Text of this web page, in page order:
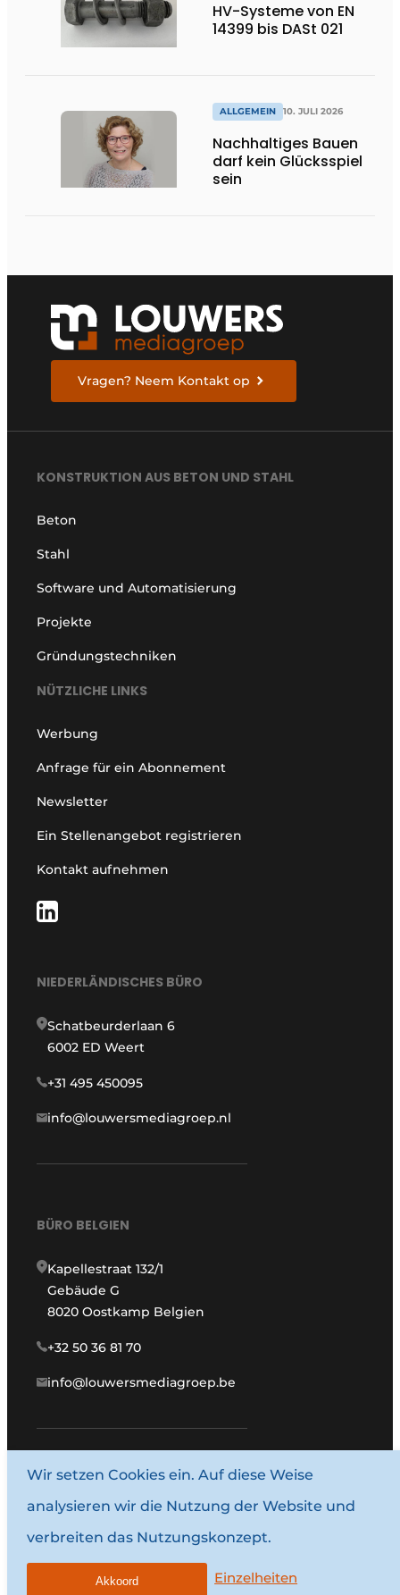
HV-Systeme von EN
14399 bis DASt 021
ALLGEMEIN 10. JULI 2026
Nachhaltiges Bauen
darf kein Glücksspiel
sein
Vragen? Neem Kontakt op
KONSTRUKTION AUS BETON UND STAHL
Beton
Stahl
Software und Automatisierung
Projekte
Gründungstechniken
NÜTZLICHE LINKS
Werbung
Anfrage für ein Abonnement
Newsletter
Ein Stellenangebot registrieren
Kontakt aufnehmen
NIEDERLÄNDISCHES BÜRO
Schatbeurderlaan 6
6002 ED Weert
+31 495 450095
info@louwersmediagroep.nl
BÜRO BELGIEN
Kapellestraat 132/1
Gebäude G
8020 Oostkamp Belgien
+32 50 36 81 70
info@louwersmediagroep.be
www.louwersmediagroep.com
© 1987–2026 Louwersmediagroep.
Allgemeine Bedingungen und Konditionen
Wir setzen Cookies ein. Auf diese Weise
analysieren wir die Nutzung der Website und
verbreiten das Nutzungskonzept.
Einzelheiten
Akkoord